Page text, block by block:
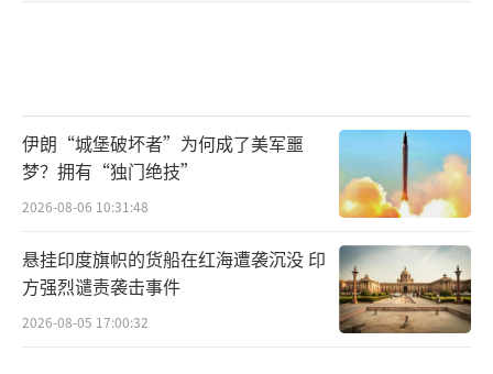
伊朗“城堡破坏者”为何成了美军噩
梦？拥有“独门绝技”
2026-08-06 10:31:48
悬挂印度旗帜的货船在红海遭袭沉没 印
方强烈谴责袭击事件
2026-08-05 17:00:32